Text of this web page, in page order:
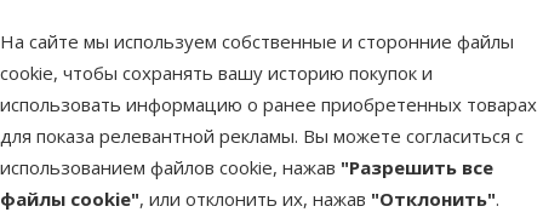
На сайте мы используем собственные и сторонние файлы
cookie, чтобы сохранять вашу историю покупок и
использовать информацию о ранее приобретенных товарах
для показа релевантной рекламы. Вы можете согласиться с
использованием файлов cookie, нажав "Разрешить все
файлы cookie", или отклонить их, нажав "Отклонить".
Prestige
Premium
Budgies, 800 г
Исходная цена
6,99 €
Цена
5,98 € -14 %